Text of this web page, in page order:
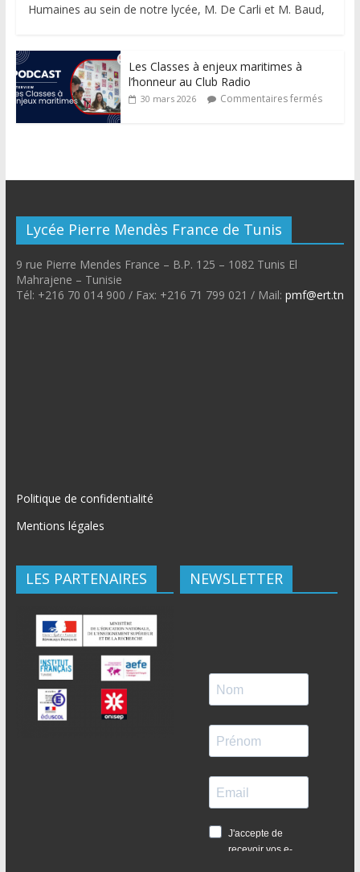
Humaines au sein de notre lycée, M. De Carli et M. Baud,
Les Classes à enjeux maritimes à
l’honneur au Club Radio
30 mars 2026 Commentaires fermés
Lycée Pierre Mendès France de Tunis
9 rue Pierre Mendes France – B.P. 125 – 1082 Tunis El
Mahrajene – Tunisie
Tél: +216 70 014 900 / Fax: +216 71 799 021 / Mail: pmf@ert.tn
Politique de confidentialité
Mentions légales
LES PARTENAIRES NEWSLETTER